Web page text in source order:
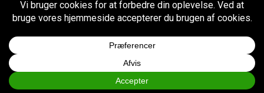
Handelsbetingelser–
Cookie- og privatlivspolitik
HighHouse.dk